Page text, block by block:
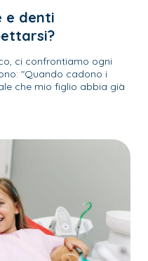
e denti
ci confrontiamo ogni
"Quando cadono i
che mio figlio abbia già